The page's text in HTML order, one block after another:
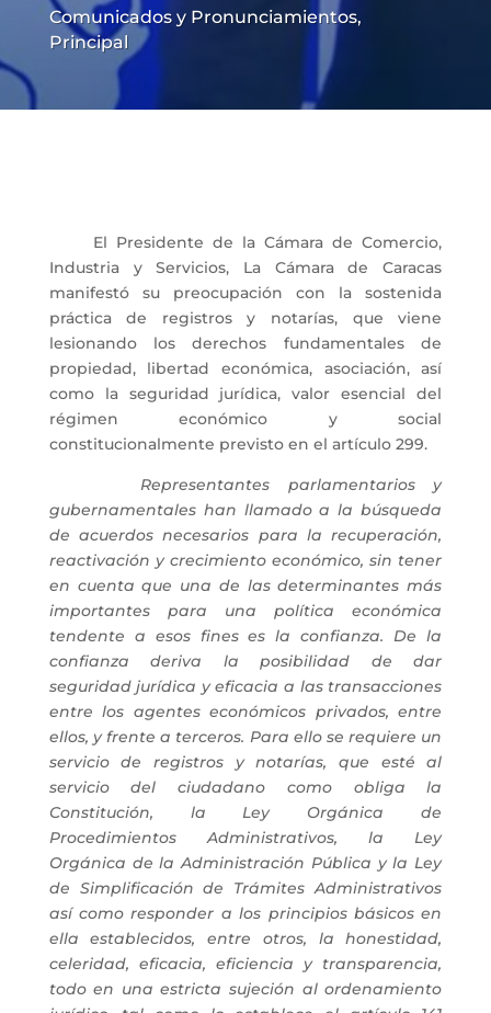
Comunicados y Pronunciamientos,
Principal
El Presidente de la Cámara de Comercio,
Industria y Servicios, La Cámara de Caracas
manifestó su preocupación con la sostenida
práctica de registros y notarías, que viene
lesionando los derechos fundamentales de
propiedad, libertad económica, asociación, así
como la seguridad jurídica, valor esencial del
régimen económico y social
constitucionalmente previsto en el artículo 299.
Representantes parlamentarios y
gubernamentales han llamado a la búsqueda
de acuerdos necesarios para la recuperación,
reactivación y crecimiento económico, sin tener
en cuenta que una de las determinantes más
importantes para una política económica
tendente a esos fines es la confianza. De la
confianza deriva la posibilidad de dar
seguridad jurídica y eficacia a las transacciones
entre los agentes económicos privados, entre
ellos, y frente a terceros. Para ello se requiere un
servicio de registros y notarías, que esté al
servicio del ciudadano como obliga la
Constitución, la Ley Orgánica de
Procedimientos Administrativos, la Ley
Orgánica de la Administración Pública y la Ley
de Simplificación de Trámites Administrativos
así como responder a los principios básicos en
ella establecidos, entre otros, la honestidad,
celeridad, eficacia, eficiencia y transparencia,
todo en una estricta sujeción al ordenamiento